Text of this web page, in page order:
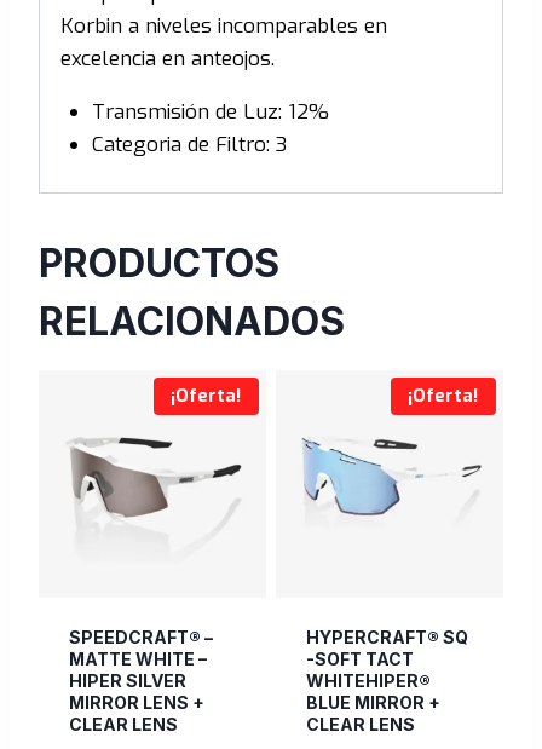
Korbin a niveles incomparables en
excelencia en anteojos.
Transmisión de Luz: 12%
Categoria de Filtro: 3
PRODUCTOS
RELACIONADOS
¡Oferta!
SPEEDCRAFT® –
MATTE WHITE –
HIPER SILVER
MIRROR LENS +
CLEAR LENS
¡Oferta!
HYPERCRAFT® SQ
-SOFT TACT
WHITEHIPER®
BLUE MIRROR +
CLEAR LENS